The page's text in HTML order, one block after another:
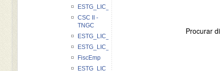
Procurar
ESTG_LIC_G_BE_II_20122013
CSC II -
TNGC
ESTG_LIC_G_FEII_20122013
ESTG_LIC_GN_FEII_20122013
FiscEmp
ESTG_LIC_GESTAO_GOII_20122012